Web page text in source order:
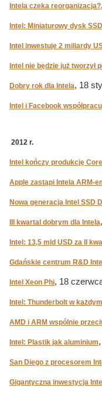
Intela czeka reorganizacja?
Intel: Miniaturowy dysk
Intel inwestuje 2 miliardy
Intel nie będzie już tworzył
Dobry rok dla Intela, 18
Intel i Facebook
2012 r.
Intel kończy produkcję
Apple zastąpi Intela ARM-
Nowa generacja Intel SSD
III kwartal dobrym dla Intela
Intel: 13,5 mld USD za II
Gdańskie centrum R&D
Intel Xeon Phi, 18
Intel: Thunderbolt w
AMD i ARM wspólnie
Intel: Plastik jak aluminium
San Diego z procesorem
Gigantyczna inwestycja